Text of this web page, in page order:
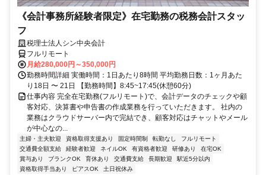
《会計事務所経験者限定》在宅勤務の税務会計スタッ
フ
税理士法人シン中央会計
フルリモート
月給280,000円～350,000円
勤務時間詳細 実働時間：1日あたり8時間 平均勤務日数：1ヶ月あた
り18日 〜 21日 【勤務時間】8:45~17:45(休憩60分)
仕事内容 完全在宅勤務(フルリモート)で、会計データのチェックや顧
客対応、決算書や申告書の作成業務を行っていただきます。 社内の
業務はクラウドサーバー内で完結でき、顧客対応はチャットやメール
が中心なの...
主婦・主夫歓迎 資格取得支援あり 固定時間制 転勤なし
フルリモート
交通費全額支給
経験者歓迎 ネイルOK 有資格者歓迎 研修あり
在宅OK
賞与あり
ブランクOK 育休あり 交通費支給 長期歓迎
駅近5分以内
資格取得手当あり
ピアスOK 土日祝休み